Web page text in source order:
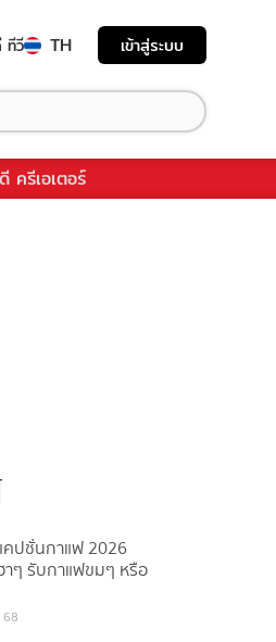
ทีวี TH เข้าสู่ระบบ
ครีเอเตอร์
คปชั่นกาแฟ 2026
าๆ รับกาแฟขมๆ หรือ
68